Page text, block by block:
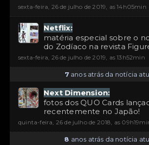
sexta-feira, 26 de julho de 2019, as 14h05min
Netflix:
matéria especial sobre o
do Zodíaco na revista
sexta-feira, 26 de julho de 2019, as 13h52min
7anos atrás da notícia
Next Dimension:
fotos dos QUO Cards
recentemente no Japão!
quinta-feira, 26 de julho de 2018, as
8 anos atrás da notícia